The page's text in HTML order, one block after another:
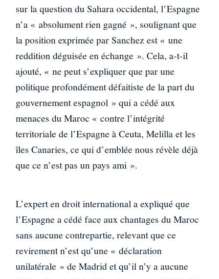
sur la question du Sahara occidental, l’Espagne
n’a « absolument rien gagné », soulignant que
la position exprimée par Sanchez est « une
reddition déguisée en échange ». Cela, a-t-il
ajouté, « ne peut s’expliquer que par une
politique profondément défaitiste de la part du
gouvernement espagnol » qui a cédé aux
menaces du Maroc « contre l’intégrité
territoriale de l’Espagne à Ceuta, Melilla et les
îles Canaries, ce qui d’emblée nous révèle déjà
que ce n’est pas un pays ami ».
L’expert en droit international a expliqué que
l’Espagne a cédé face aux chantages du Maroc
sans aucune contrepartie, relevant que ce
revirement n’est qu’une « déclaration
unilatérale » de Madrid et qu’il n’y a aucune